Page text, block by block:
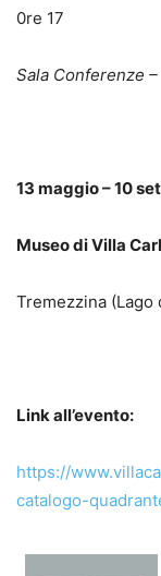
0re 17
Sala Conferenze
13 maggio – 10
Museo di Villa
Tremezzina (Lago
Link all’evento:
https://
catalogo-